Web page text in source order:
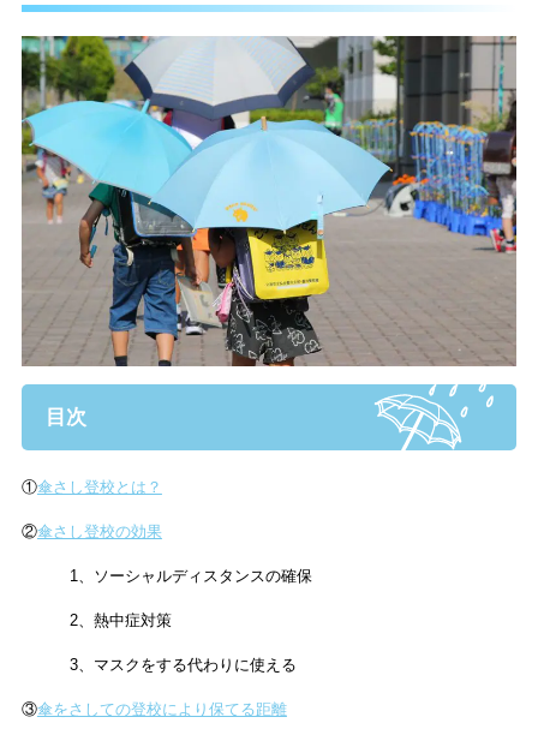
目次
①傘さし登校とは？
②傘さし登校の効果
1、ソーシャルディスタンスの確保
2、熱中症対策
3、マスクをする代わりに使える
③傘をさしての登校により保てる距離